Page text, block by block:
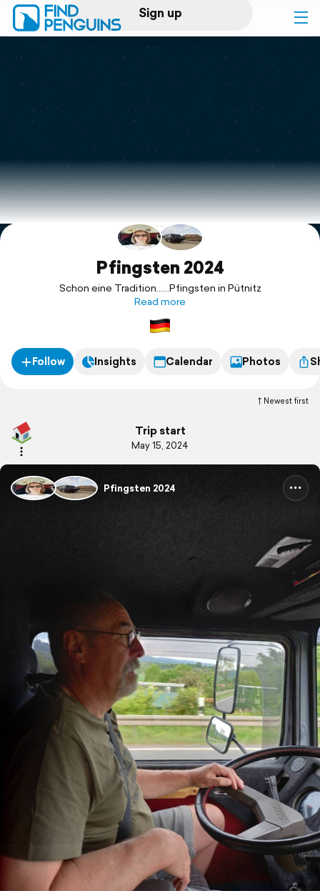
Sign up
Log in
Print a book
Flyover video
Explore
SupportPfingsten 2024
Schon eine Tradition......Pfingsten in Pütnitz
Read more
Follow Insights Calendar Photos
Newest first
Trip start
May 15, 2024
Pfingsten 2024